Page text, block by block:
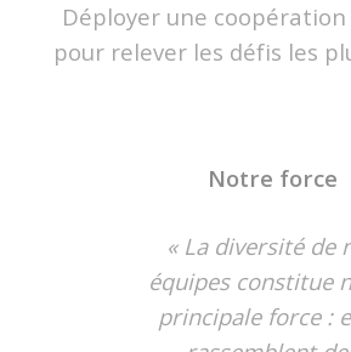
Déployer une coopération
pour relever les défis les
Notre force
« La diversité de
équipes constitue
principale force :